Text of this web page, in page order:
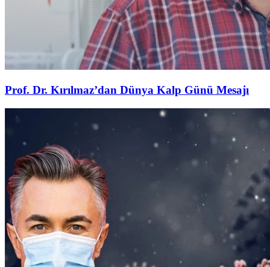
Prof. Dr. Kırılmaz’dan Dünya Kalp Günü Mesajı